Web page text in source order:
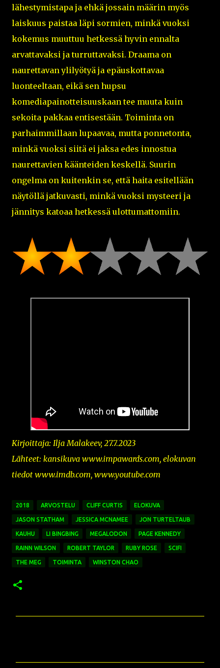
lähestymistapa ja ehkä jossain määrin myös
laiskuus paistaa läpi sormien, minkä vuoksi
kokemus muuttuu hetkessä hyvin ennalta
arvattavaksi ja turruttavaksi. Draama on
naurettavan ylilyötyä ja epäuskottavaa
luonteeltaan, eikä sen hupsu
komediapainotteisuuskaan tee muuta kuin
sekoita pakkaa entisestään. Toiminta on
parhaimmillaan lupaavaa, mutta ponnetonta,
minkä vuoksi siitä ei jaksa edes innostua
naurettavien käänteiden keskellä. Suurin
ongelma on kuitenkin se, että haita esitellään
näytöllä jatkuvasti, minkä vuoksi mysteeri ja
jännitys katoaa hetkessä ulottumattomiin.
Kirjoittaja: Ilja Malakeev, 27.7.2023
Lähteet: kansikuva www.impawards.com, elokuvan
tiedot www.imdb.com, www.youtube.com
2018 ARVOSTELU CLIFF CURTIS ELOKUVA
JASON STATHAM JESSICA MCNAMEE JON TURTELTAUB
KAUHU LI BINGBING MEGALODON PAGE KENNEDY
RAINN WILSON ROBERT TAYLOR RUBY ROSE SCIFI
THE MEG TOIMINTA WINSTON CHAO